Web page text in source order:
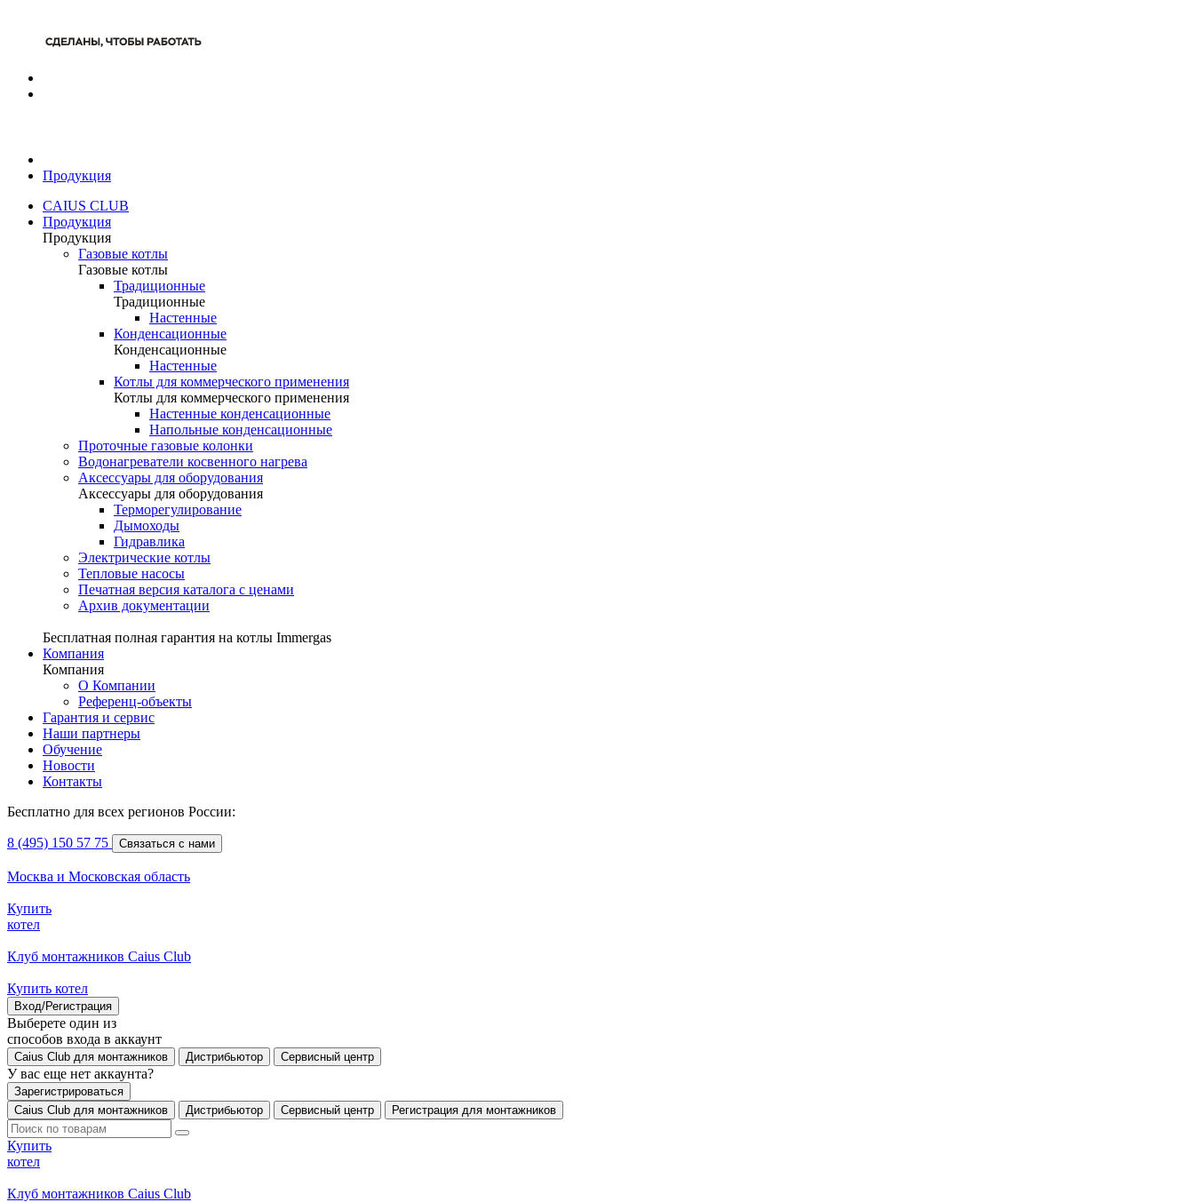
Продукция
CAIUS CLUB
Продукция
Продукция
Газовые котлы
Газовые котлы
Традиционные
Традиционные
Настенные
Конденсационные
Конденсационные
Настенные
Котлы для коммерческого применения
Котлы для коммерческого применения
Настенные конденсационные
Напольные конденсационные
Проточные газовые колонки
Водонагреватели косвенного нагрева
Аксессуары для оборудования
Аксессуары для оборудования
Терморегулирование
Дымоходы
Гидравлика
Электрические котлы
Тепловые насосы
Печатная версия каталога с ценами
Архив документации
Бесплатная полная гарантия на котлы Immergas
Компания
Компания
О Компании
Референц-объекты
Гарантия и сервис
Наши партнеры
Обучение
Новости
Контакты
Бесплатно для всех регионов России:
8 (495) 150 57 75 Связаться с нами
Москва и Московская область
Купить
котел
Клуб монтажников Caius Club
Купить котел
Вход/Регистрация
Выберете один из
способов входа в аккаунт
Caius Club для монтажников Дистрибьютор Сервисный центр
У вас еще нет аккаунта?
Зарегистрироваться
Caius Club для монтажников
Дистрибьютор Сервисный центр Регистрация для монтажников
Купить
котел
Клуб монтажников Caius Club